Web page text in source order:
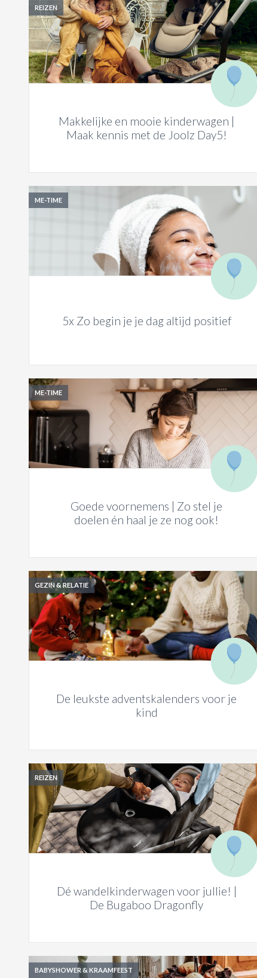
REIZEN
Makkelijke en mooie kinderwagen |
Maak kennis met de Joolz Day5!
ME-TIME
5x Zo begin je je dag altijd positief
ME-TIME
Goede voornemens | Zo stel je
doelen én haal je ze nog ook!
GEZIN & RELATIE
De leukste adventskalenders voor je
kind
REIZEN
Dé wandelkinderwagen voor jullie! |
De Bugaboo Dragonfly
BABYSHOWER & KRAAMFEEST